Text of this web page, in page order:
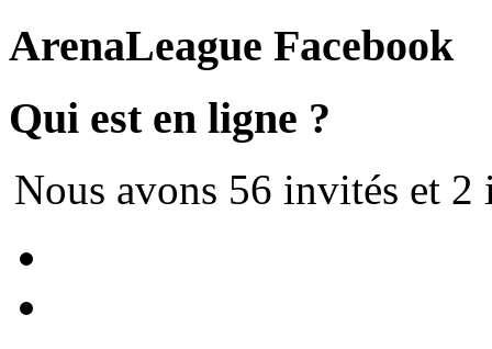
ArenaLeague Facebook
Qui est en ligne ?
Nous avons 56 invités et 2